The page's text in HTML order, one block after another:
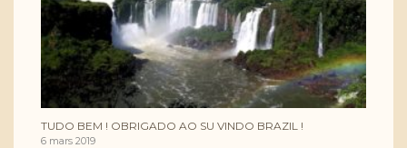
TUDO BEM ! OBRIGADO AO SU VINDO BRAZIL !
6 mars 2019